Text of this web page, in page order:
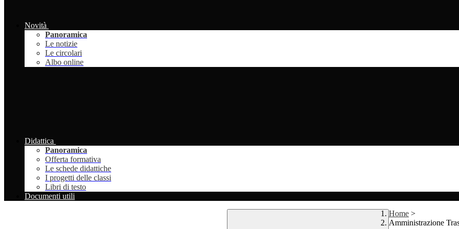
Novità
Panoramica
Le notizie
Le circolari
Albo online
Didattica
Panoramica
Offerta formativa
Le schede didattiche
I progetti delle classi
Libri di testo
Documenti utili
Home >
Amministrazione